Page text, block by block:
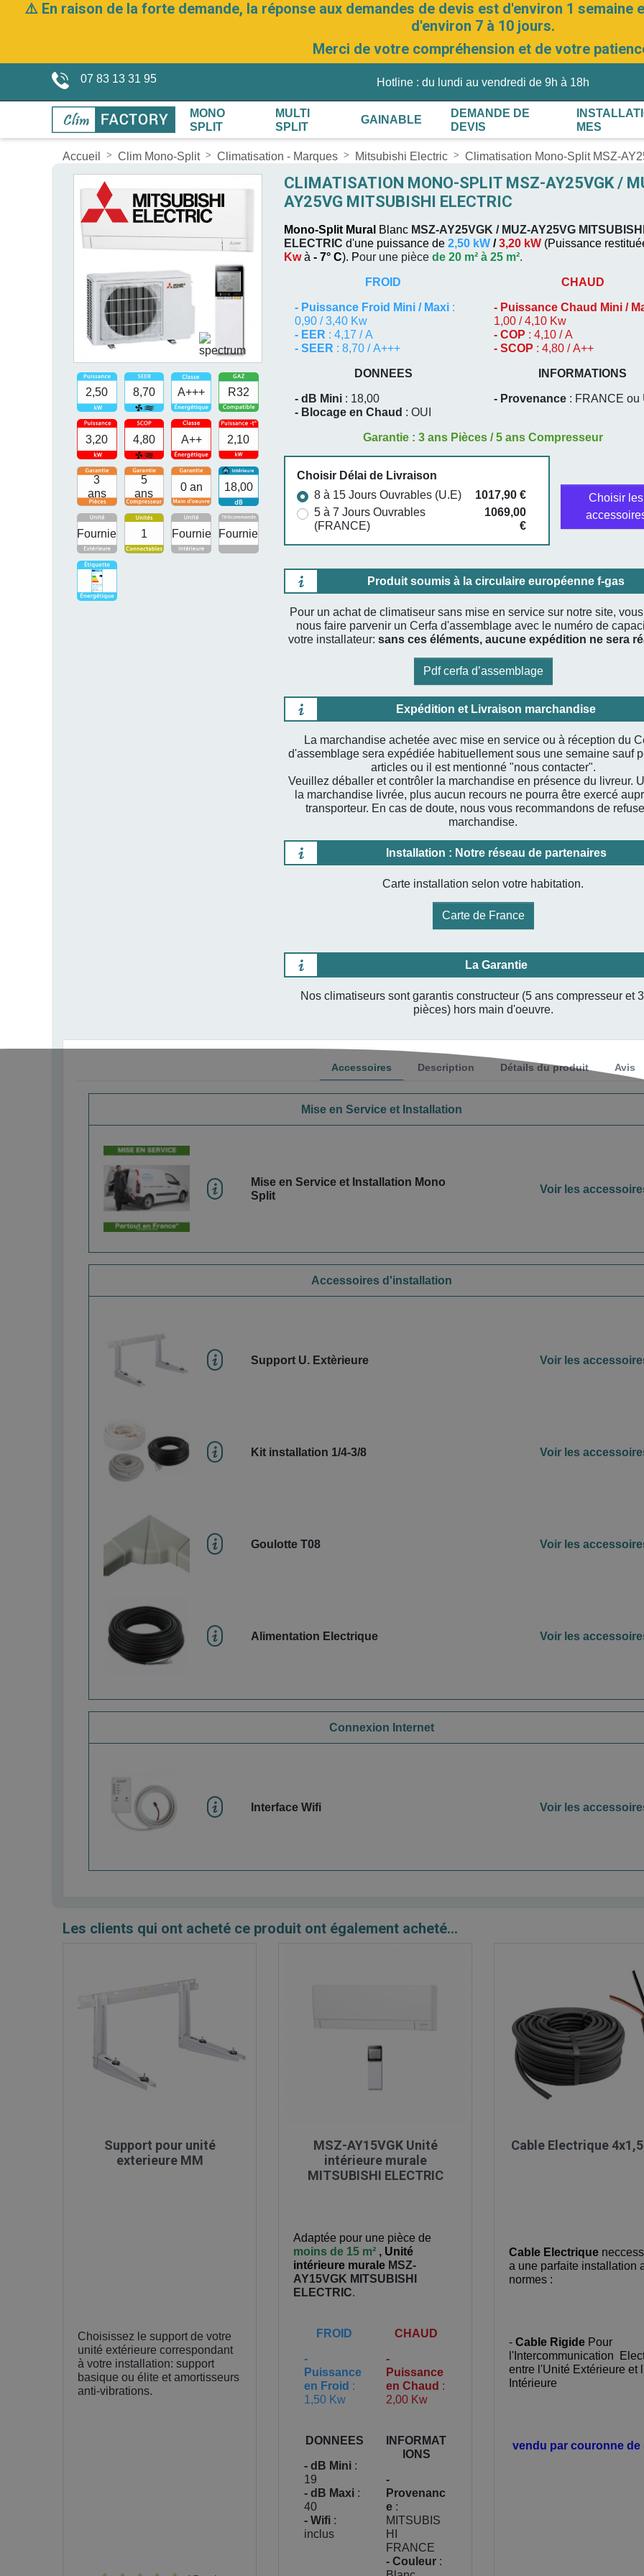
⚠️ En raison de la forte demande, la réponse aux demandes de devis est d'environ 1
d'environ 7 à 10 jours.
Merci de votre compréhension et de votre
07 83 13 31 95 Hotline : du lundi au vendredi de 9h à 18h
MONO
SPLIT
MULTI
SPLIT
GAINABLE
DEMANDE DE
DEVIS
MES
Accueil Clim Mono-Split Climatisation - Marques Mitsubishi Electric Climatisation Mono-Split MSZ-
3
ans
5
ans
0 an
2,50
3,20 2,10
Fournie Fournie Fournie
8,70 A+++
4,80 A++
18,00
1
R32
CLIMATISATION MONO-SPLIT MSZ-AY25VGK /
AY25VG MITSUBISHI ELECTRIC
Mono-Split Mural Blanc MSZ-AY25VGK / MUZ-AY25VG
ELECTRIC d'une puissance de 2,50 kW /3,20 kW (Puissance
Kwà - 7° C). Pour une pièce de 20 m² à 25 m².
FROID
- Puissance Froid Mini / Maxi:
0,90 / 3,40 Kw
- EER : 4,17 / A
- SEER : 8,70 / A+++
CHAUD
- Puissance Chaud Mini /
1,00 / 4,10 Kw
- COP : 4,10 / A
- SCOP : 4,80 / A++
DONNEES
- dB Mini: 18,00
- Blocage en Chaud : OUI
INFORMATIONS
- Provenance : FRANCE ou
Garantie : 3 ans Pièces / 5 ans Compresseur
Choisir Délai de Livraison
8 à 15 Jours Ouvrables (U.E)
1017,90 €
5 à 7 Jours Ouvrables
(FRANCE)
1069,00
€
Choisir les
Produit soumis à la circulaire européenne f-gas
Pour un achat de climatiseur sans mise en service sur notre site,
nous faire parvenir un Cerfa d'assemblage avec le numéro de
votre installateur: sans ces éléments, aucune expédition ne sera
Pdf cerfa d’assemblage
Expédition et Livraison marchandise
La marchandise achetée avec mise en service ou à réception du
d'assemblage sera expédiée habituellement sous une semaine sauf
articles ou il est mentionné "nous contacter".
Veuillez déballer et contrôler la marchandise en présence du livreur.
la marchandise livrée, plus aucun recours ne pourra être exercé
transporteur. En cas de doute, nous vous recommandons de
marchandise.
Installation : Notre réseau de partenaires
Carte installation selon votre habitation.
Carte de France
La Garantie
Nos climatiseurs sont garantis constructeur (5 ans compresseur et
pièces) hors main d'oeuvre.
Accessoires Description Détails du produit Avis
Mise en Service et Installation
Mise en Service et Installation Mono
Split
Voir les
Accessoires d'installation
Support U. Extèrieure Voir les
Kit installation 1/4-3/8 Voir les
Goulotte T08 Voir les
Alimentation Electrique Voir les
Connexion Internet
Interface Wifi Voir les
Les clients qui ont acheté ce produit ont également acheté...
Support pour unité
exterieure MM
Choisissez le support de votre
unité extérieure correspondant
à votre installation: support
basique ou élite et amortisseurs
anti-vibrations.
MSZ-AY15VGK Unité
intérieure murale
MITSUBISHI ELECTRIC
Adaptée pour une pièce de
moins de 15 m² , Unité
intérieure murale MSZ-
AY15VGK MITSUBISHI
ELECTRIC.
FROID
-
Puissance
en Froid :
1,50 Kw
CHAUD
-
Puissance
en Chaud :
2,00 Kw
DONNEES
- dB Mini :
19
- dB Maxi :
40
- Wifi :
inclus
INFORMAT
IONS
-
Provenanc
e :
MITSUBIS
HI
FRANCE
- Couleur :
Cable Electrique
Cable Electrique
a une parfaite installation
normes :
- Cable Rigide Pour
l'Intercommunication
entre l'Unité Extérieure et
Intérieure
vendu par couronne de